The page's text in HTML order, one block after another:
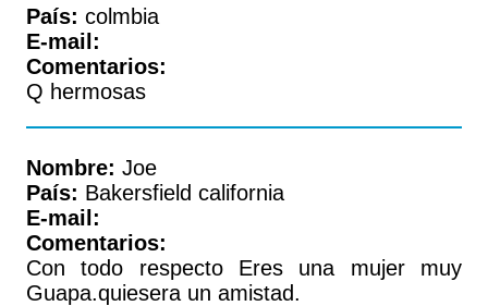
País: colmbia
E-mail:
Comentarios:
Q hermosas
Nombre: Joe
País: Bakersfield california
E-mail:
Comentarios:
Con todo respecto Eres una mujer muy
Guapa.quiesera un amistad.